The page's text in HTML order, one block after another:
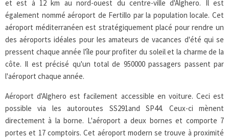
et est à 12 km au nord-ouest du centre-ville d'Alghero. Il est
également nommé aéroport de Fertillo par la population locale. Cet
aéroport méditerranéen est stratégiquement placé pour rendre un
des aéroports idéales pour les amateurs de vacances d'été qui se
pressent chaque année l'île pour profiter du soleil et la charme de la
côte. Il est précisé qu'un total de 950000 passagers passent par
l'aéroport chaque année.
Aéroport d'Alghero est facilement accessible en voiture. Ceci est
possible via les autoroutes SS291and SP44. Ceux-ci mènent
directement à la borne. L'aéroport a deux bornes et comporte 7
portes et 17 comptoirs. Cet aéroport modern se trouve à proximité